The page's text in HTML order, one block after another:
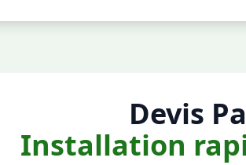
Devis
Installation